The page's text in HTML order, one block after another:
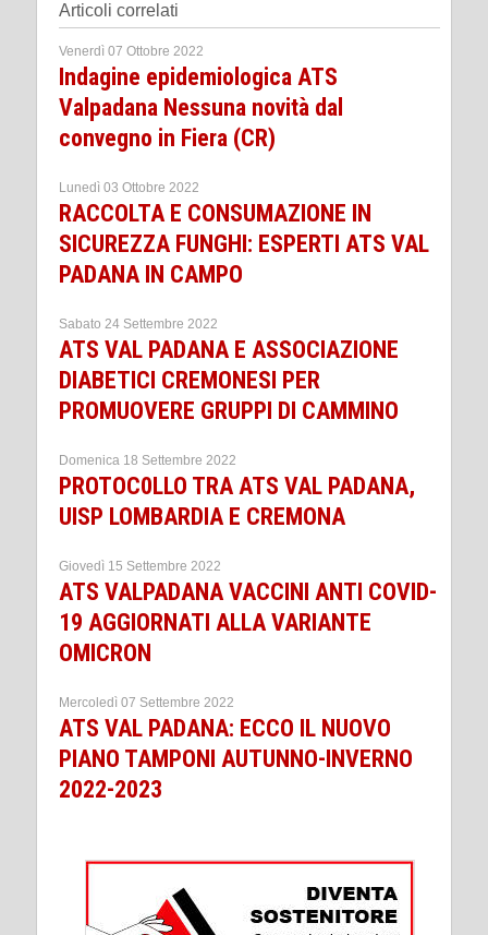
Articoli correlati
Venerdì 07 Ottobre 2022
Indagine epidemiologica ATS
Valpadana Nessuna novità dal
convegno in Fiera (CR)
Lunedì 03 Ottobre 2022
RACCOLTA E CONSUMAZIONE IN
SICUREZZA FUNGHI: ESPERTI ATS VAL
PADANA IN CAMPO
Sabato 24 Settembre 2022
ATS VAL PADANA E ASSOCIAZIONE
DIABETICI CREMONESI PER
PROMUOVERE GRUPPI DI CAMMINO
Domenica 18 Settembre 2022
PROTOC0LLO TRA ATS VAL PADANA,
UISP LOMBARDIA E CREMONA
Giovedì 15 Settembre 2022
ATS VALPADANA VACCINI ANTI COVID-
19 AGGIORNATI ALLA VARIANTE
OMICRON
Mercoledì 07 Settembre 2022
ATS VAL PADANA: ECCO IL NUOVO
PIANO TAMPONI AUTUNNO-INVERNO
2022-2023